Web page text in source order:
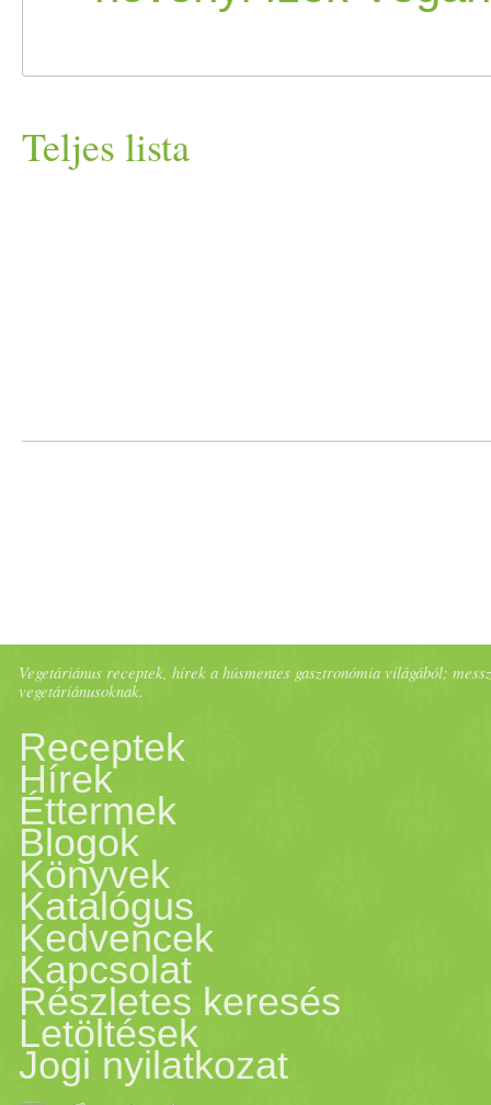
Teljes lista
Vegetáriánus receptek, hírek a húsmentes gasztronómia világából;
vegetáriánusoknak.
Receptek
Hírek
Éttermek
Blogok
Könyvek
Katalógus
Kedvencek
Kapcsolat
Részletes keresés
Letöltések
Jogi nyilatkozat